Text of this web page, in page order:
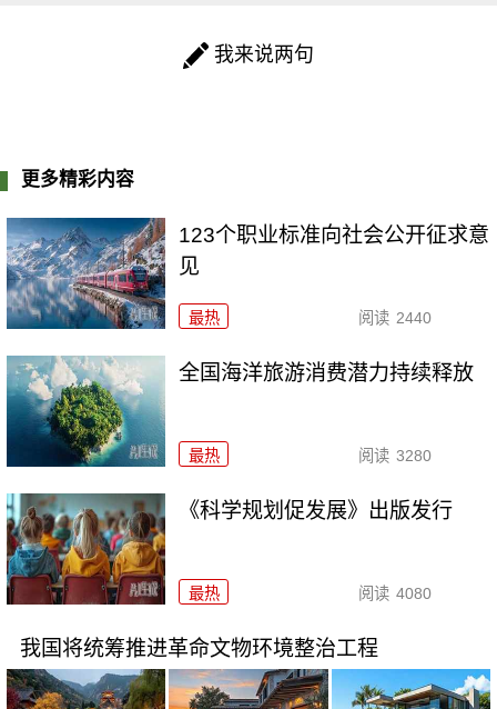
我来说两句
更多精彩内容
123个职业标准向社会公开征求意
见
最热 阅读 2440
全国海洋旅游消费潜力持续释放
最热 阅读 3280
《科学规划促发展》出版发行
最热 阅读 4080
我国将统筹推进革命文物环境整治工程